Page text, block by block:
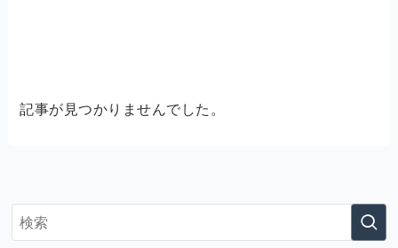
記事が見つかりませんでした。